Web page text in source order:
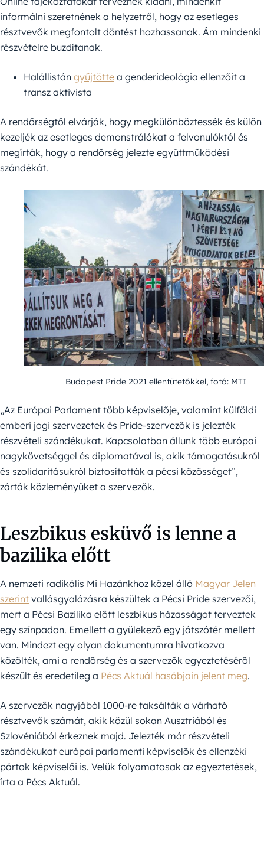
informálni szeretnének a helyzetről, hogy az esetleges
résztvevők megfontolt döntést hozhassanak. Ám mindenki
részvételre buzdítanak.
Halállistán gyűjtötte a genderideológia ellenzőit a
transz aktivista
A rendőrségtől elvárják, hogy megkülönböztessék és külön
kezeljék az esetleges demonstrálókat a felvonulóktól és
megírták, hogy a rendőrség jelezte együttműködési
szándékát.
Budapest Pride 2021 ellentütetőkkel, fotó: MTI
„Az Európai Parlament több képviselője, valamint külföldi
emberi jogi szervezetek és Pride-szervezők is jelezték
részvételi szándékukat. Kapcsolatban állunk több európai
nagykövetséggel és diplomatával is, akik támogatásukról
és szolidaritásukról biztosították a pécsi közösséget”,
zárták közleményüket a szervezők.
Leszbikus esküvő is lenne a
bazilika előtt
A nemzeti radikális Mi Hazánkhoz közel álló Magyar Jelen
szerint vallásgyalázásra készültek a Pécsi Pride szervezői,
mert a Pécsi Bazilika előtt leszbikus házasságot terveztek
egy színpadon. Emellett a gyülekező egy játszótér mellett
van. Mindezt egy olyan dokumentumra hivatkozva
közölték, ami a rendőrség és a szervezők egyeztetéséről
készült és eredetileg a Pécs Aktuál hasábjain jelent meg.
A szervezők nagyjából 1000-re taksálták a várható
résztvevők számát, akik közül sokan Ausztriából és
Szlovéniából érkeznek majd. Jelezték már részvételi
szándékukat európai parlamenti képviselők és ellenzéki
pártok képviselői is. Velük folyamatosak az egyeztetések,
írta a Pécs Aktuál.